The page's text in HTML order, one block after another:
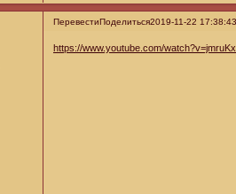
ПеревестиПоделиться2019-11-22
https://www.youtube.com/